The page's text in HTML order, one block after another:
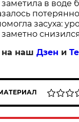
заметила в воде
засуха:
на нашДзен и